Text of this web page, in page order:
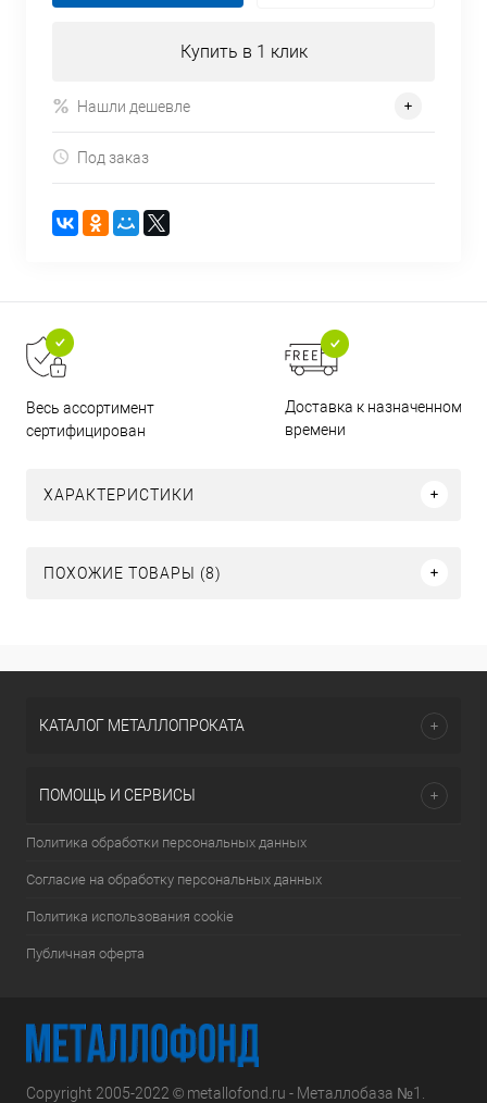
Купить в 1 клик
Нашли дешевле
Под заказ
Весь ассортимент
сертифицирован
Доставка к назначенному
времени
ХАРАКТЕРИСТИКИ
ПОХОЖИЕ ТОВАРЫ (8)
КАТАЛОГ МЕТАЛЛОПРОКАТА
ПОМОЩЬ И СЕРВИСЫ
Политика обработки персональных данных
Согласие на обработку персональных данных
Политика использования cookie
Публичная оферта
Copyright 2005-2022 © metallofond.ru - Металлобаза №1.